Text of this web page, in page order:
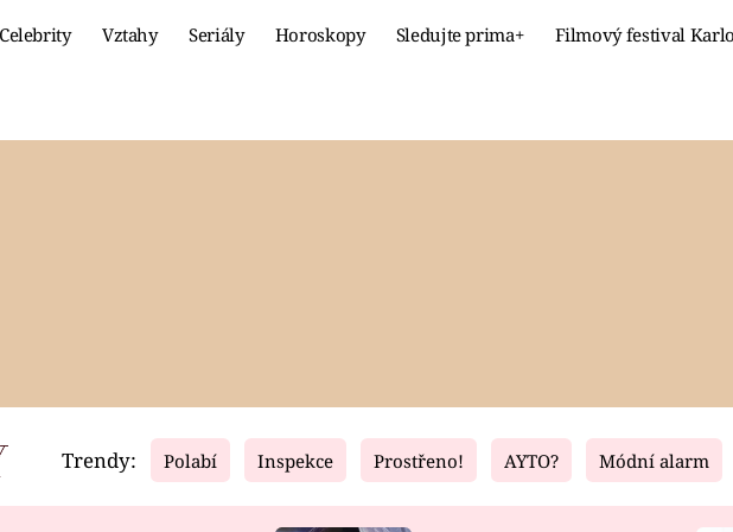
Celebrity Vztahy Seriály Horoskopy Sledujte prima+ Filmový festival
Video Fresh Living
Trendy: Polabí Inspekce Prostřeno! AYTO? Módní alarm